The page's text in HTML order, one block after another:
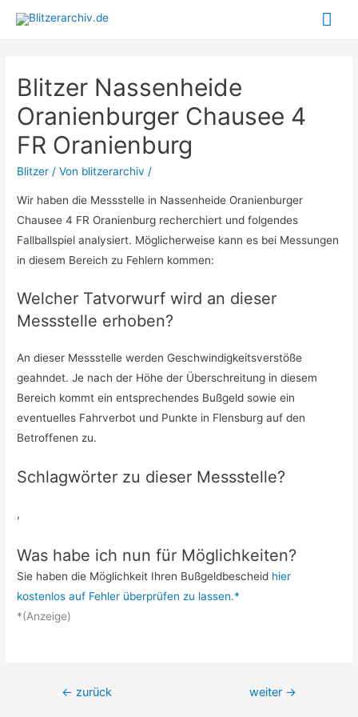
Blitzer Nassenheide
Oranienburger Chausee 4
FR Oranienburg
Blitzer / Von blitzerarchiv /
Wir haben die Messstelle in Nassenheide Oranienburger
Chausee 4 FR Oranienburg recherchiert und folgendes
Fallballspiel analysiert. Möglicherweise kann es bei Messungen
in diesem Bereich zu Fehlern kommen:
Welcher Tatvorwurf wird an dieser
Messstelle erhoben?
An dieser Messstelle werden Geschwindigkeitsverstöße
geahndet. Je nach der Höhe der Überschreitung in diesem
Bereich kommt ein entsprechendes Bußgeld sowie ein
eventuelles Fahrverbot und Punkte in Flensburg auf den
Betroffenen zu.
Schlagwörter zu dieser Messstelle?
,
Was habe ich nun für Möglichkeiten?
Sie haben die Möglichkeit Ihren Bußgeldbescheid hier
kostenlos auf Fehler überprüfen zu lassen.*
*(Anzeige)
Beitrags-
← zurück weiter →